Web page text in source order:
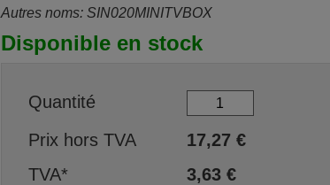
Autres noms: SIN020MINITVBOX
Disponible en stock
Quantité
Prix hors TVA
17,27€
TVA*
3,63€